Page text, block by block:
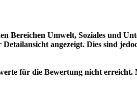
Bereichen Umwelt, Soziales und
angezeigt. Dies sind
für die Bewertung nicht